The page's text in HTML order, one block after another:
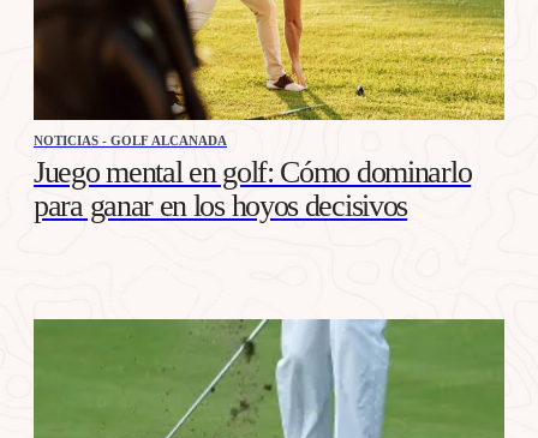
NOTICIAS - GOLF ALCANADA
Juego mental en golf: Cómo dominarlo
para ganar en los hoyos decisivos